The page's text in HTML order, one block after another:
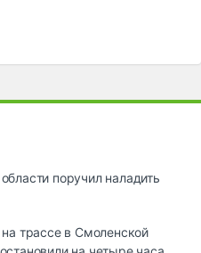
поручил наладить
на трассе в Смоленской